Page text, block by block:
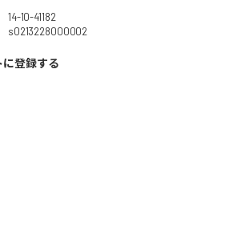
14-10-41182
s0213228000002
に登録する